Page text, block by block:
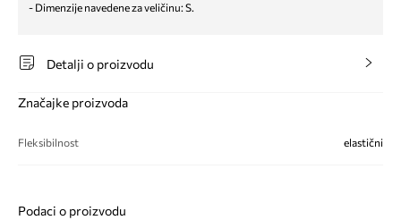
- Dimenzije navedene za veličinu: S.
Detalji o proizvodu
Značajke proizvoda
Fleksibilnost elastični
Podaci o proizvodu